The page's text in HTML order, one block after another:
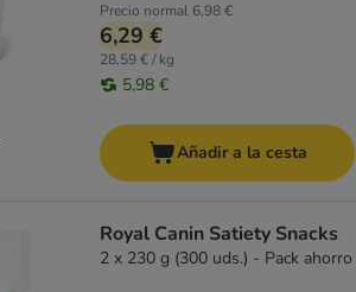
Precio normal 6,98 €
6,29 €
28,59 € / kg
5,98 €
Añadir a la cesta
Royal Canin Satiety Snacks
2 x 230 g (300 uds.) - Pack ahorro